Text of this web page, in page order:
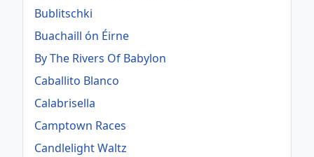
Bublitschki
Buachaill ón Éirne
By The Rivers Of Babylon
Caballito Blanco
Calabrisella
Camptown Races
Candlelight Waltz